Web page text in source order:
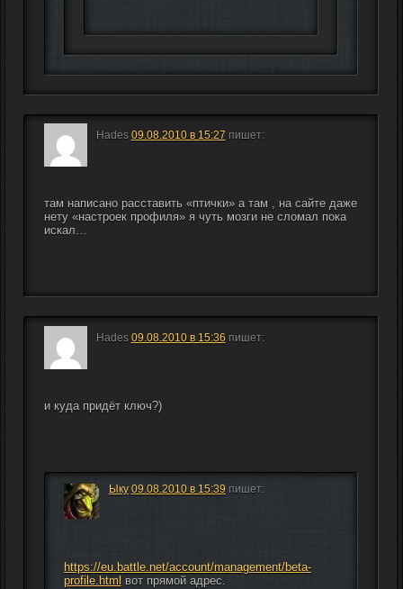
Hades 09.08.2010 в 15:27 пишет:
там написано расставить «птички» а там , на сайте даже
нету «настроек профиля» я чуть мозги не сломал пока
искал…
Hades 09.08.2010 в 15:36 пишет:
и куда придёт ключ?)
Ыку 09.08.2010 в 15:39 пишет:
https://eu.battle.net/account/management/beta-
profile.html вот прямой адрес.